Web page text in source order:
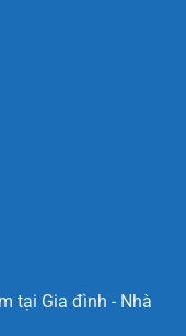
tại Gia đình - Nhà